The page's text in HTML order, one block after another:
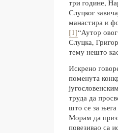
три године,
Слуцког
манастира и
[1]“Аутор
Слуцка,
тему нешто
Искрено
поменута
труда да
што се за
Морам да
повезивао са